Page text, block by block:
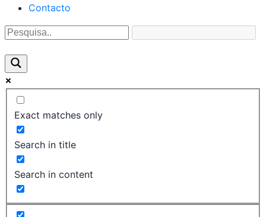
Contacto
Exact matches only
Search in title
Search in content